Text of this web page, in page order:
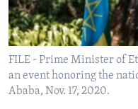
ÇAND Û HUNER
SERNIVÎS
SORANÎ
FILE - Prime Minister of
an event honoring the
Ababa, Nov. 17, 2020.